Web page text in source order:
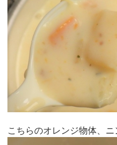
こちらのオレンジ物体、